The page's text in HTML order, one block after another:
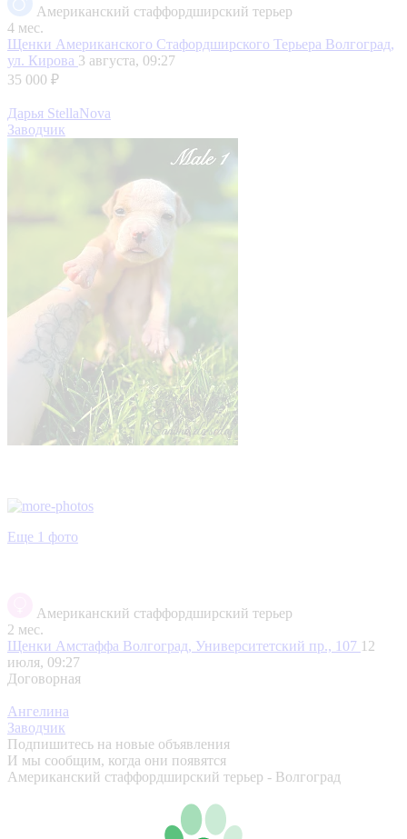
Американский стаффордширский терьер
4 мес.
Щенки Американского Стафордширского Терьера Волгоград,
ул. Кирова 3 августа, 09:27
35 000 ₽
Дарья StellaNova
Заводчик
Еще 1 фото
Американский стаффордширский терьер
2 мес.
Щенки Амстаффа Волгоград, Университетский пр., 107 12
июля, 09:27
Договорная
Ангелина
Заводчик
Подпишитесь на новые объявления
И мы сообщим, когда они появятся
Американский стаффордширский терьер - Волгоград